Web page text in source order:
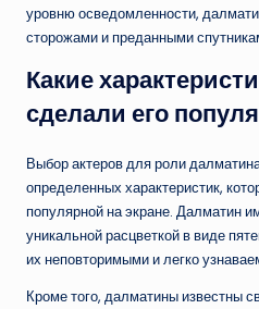
уровню осведомленности,
сторожами и преданными
Какие
сделали его
Выбор актеров для роли
определенных характеристик,
популярной на экране. Далматин
уникальной расцветкой в виде
их неповторимыми и легко
Кроме того, далматины известны